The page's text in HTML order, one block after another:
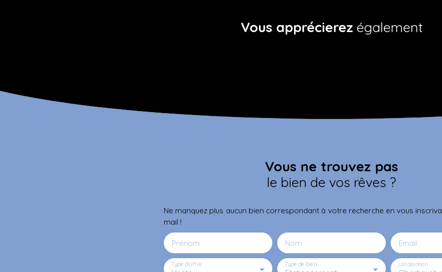
Vous apprécierez également
Vous ne trouvez pas
le bien de vos rêves ?
Ne manquez plus aucun bien correspondant à votre recherche en vous
mail !
Prénom Nom Email
Type d'offre Type de bien Localisation